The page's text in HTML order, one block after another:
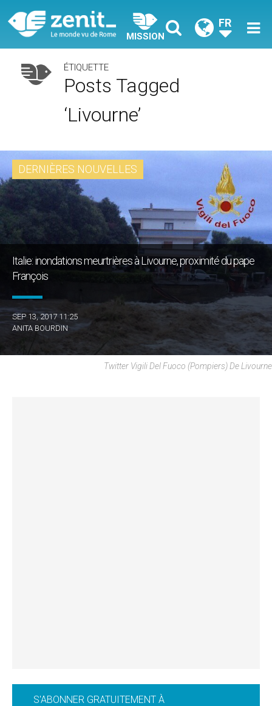
MISSION
FR
ÉTIQUETTE
Posts Tagged
‘Livourne’
DERNIÈRES NOUVELLES
Italie: inondations meurtrières à Livourne, proximité du pape
François
SEP 13, 2017 11:25
ANITA BOURDIN
Twitter Vigili Del Fuoco (Pompiers) De Livourne
S'ABONNER GRATUITEMENT À